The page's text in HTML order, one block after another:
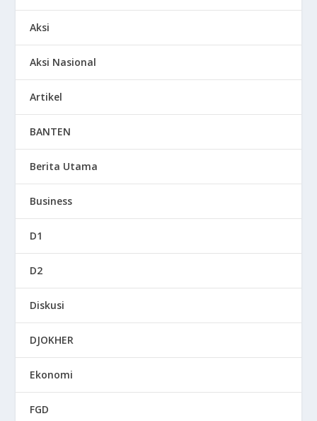
Aksi
Aksi Nasional
Artikel
BANTEN
Berita Utama
Business
D1
D2
Diskusi
DJOKHER
Ekonomi
FGD